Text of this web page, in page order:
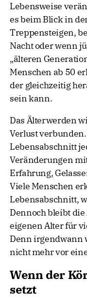
Lebensweise
es beim Blick in
Treppensteigen,
Nacht oder wenn
„älteren
Menschen ab 50
der gleichzeitig
sein kann.
Das Älterwerden
Verlust
Lebensabschnitt
Veränderungen
Erfahrung,
Viele Menschen
Lebensabschnitt,
Dennoch bleibt
eigenen Alter für
Denn irgendwann
nicht mehr vor
Wenn der
setzt